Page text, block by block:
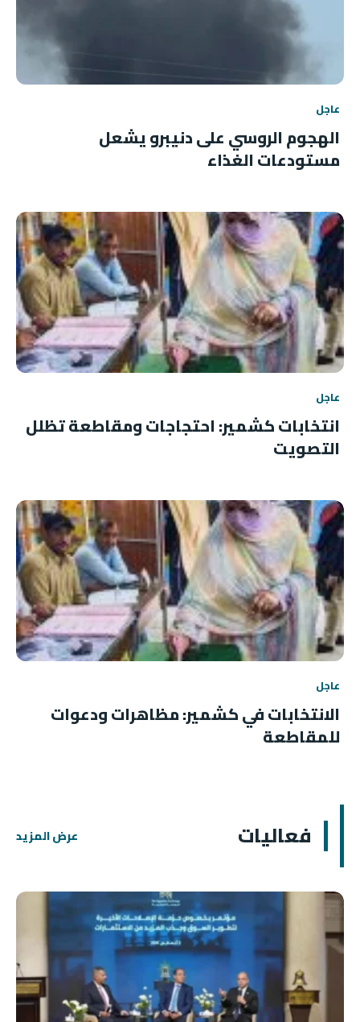
عاجل
الهجوم الروسي على دنيبرو يشعل
مستودعات الغذاء
عاجل
انتخابات كشمير: احتجاجات ومقاطعة تظلل
التصويت
عاجل
الانتخابات في كشمير: مظاهرات ودعوات
للمقاطعة
فعاليات عرض المزيد